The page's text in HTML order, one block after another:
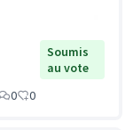
Soumis
au vote
0 0